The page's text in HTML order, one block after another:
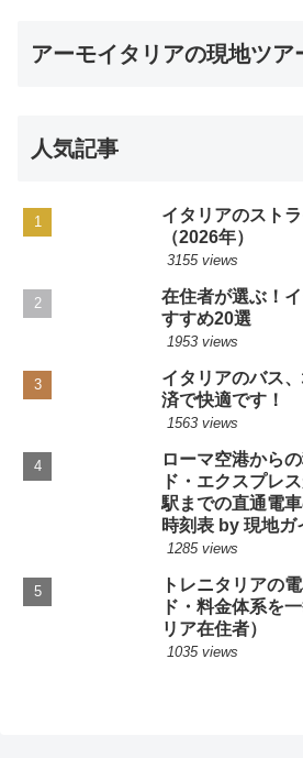
アーモイタリアの現地ツア
人気記事
イタリアのスト
（2026年）
3155 views
在住者が選ぶ！
すすめ20選
1953 views
イタリアのバス
済で快適です！
1563 views
ローマ空港から
ド・エクスプレ
駅までの直通電
時刻表 by 現地ガ
1285 views
トレニタリアの
ド・料金体系を
リア在住者）
1035 views